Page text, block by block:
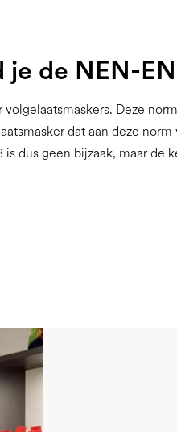
de NEN-
Deze
dat aan deze
dus geen bijzaak, maar de